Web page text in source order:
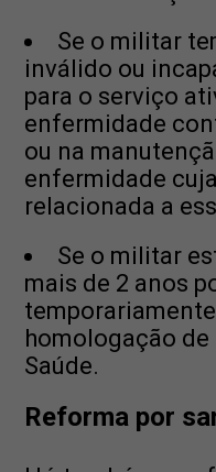
Se o militar
inválido ou
para o serviço
enfermidade
ou na
enfermidade
relacionada a
Se o militar
mais de 2 anos
homologação
Saúde.
Reforma por